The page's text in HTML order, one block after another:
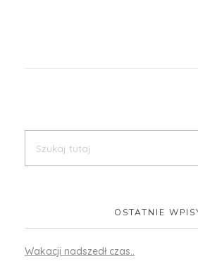
OSTATNIE
Wakacji nadszedł czas..